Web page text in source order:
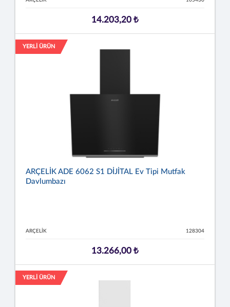
14.203,20 ₺
YERLİ ÜRÜN
ARÇELİK ADE 6062 S1 DİJİTAL Ev Tipi Mutfak
Davlumbazı
ARÇELİK 128304
13.266,00 ₺
YERLİ ÜRÜN